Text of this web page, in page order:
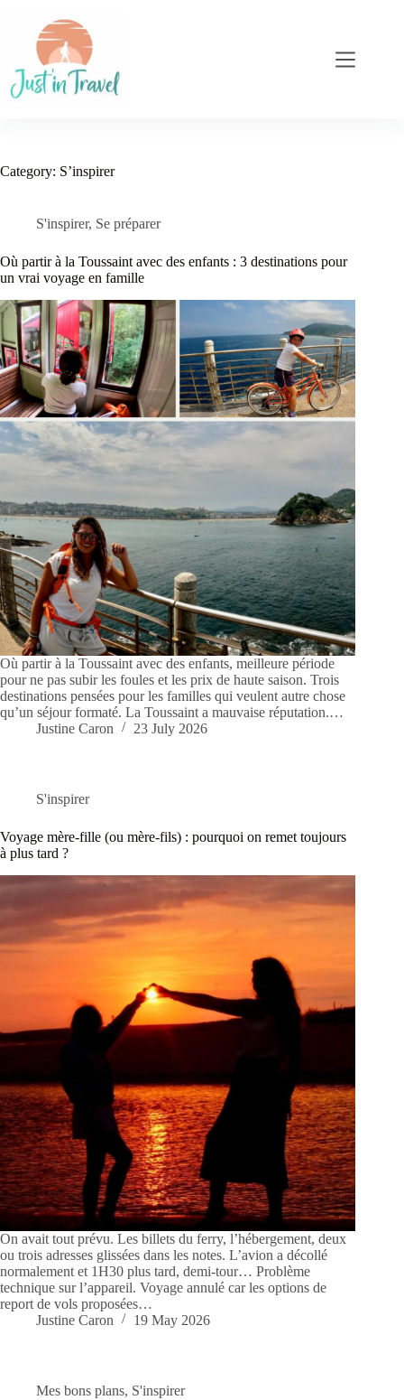
content
Category: S’inspirer
S'inspirer, Se préparer
Où partir à la Toussaint avec des enfants : 3 destinations pour
un vrai voyage en famille
Où partir à la Toussaint avec des enfants, meilleure période
pour ne pas subir les foules et les prix de haute saison. Trois
destinations pensées pour les familles qui veulent autre chose
qu’un séjour formaté. La Toussaint a mauvaise réputation.…
Justine Caron
23 July 2026
S'inspirer
Voyage mère-fille (ou mère-fils) : pourquoi on remet toujours
à plus tard ?
On avait tout prévu. Les billets du ferry, l’hébergement, deux
ou trois adresses glissées dans les notes. L’avion a décollé
normalement et 1H30 plus tard, demi-tour… Problème
technique sur l’appareil. Voyage annulé car les options de
report de vols proposées…
Justine Caron
19 May 2026
Mes bons plans, S'inspirer